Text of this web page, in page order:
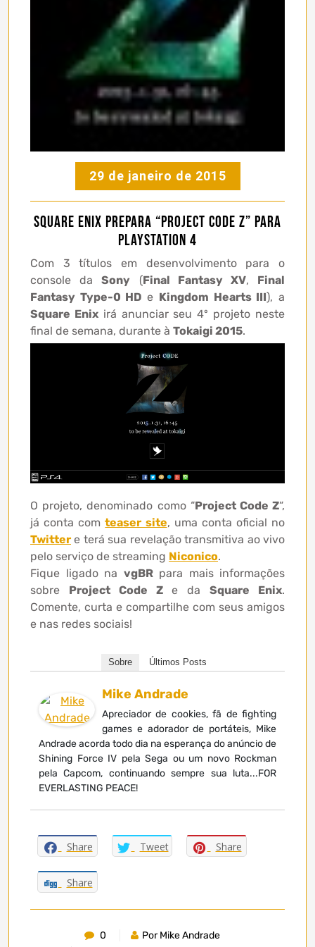
29 de janeiro de 2015
Square Enix prepara “Project Code Z” para
PlayStation 4
Com 3 títulos em desenvolvimento para o
console daSony (Final Fantasy XV, Final
Fantasy Type-0 HD e Kingdom Hearts III), a
Square Enixirá anunciar seu 4º projeto neste
final de semana, durante à Tokaigi 2015.
O projeto, denominado como “Project Code Z“,
já conta comteaser site, uma conta oficial no
Twitter e terá sua revelação transmitiva ao vivo
pelo serviço de streaming Niconico.
Fique ligado na vgBRpara mais informações
sobre Project Code Ze daSquare Enix.
Comente, curta e compartilhe com seus amigos
e nas redes sociais!
Sobre Últimos Posts
Mike Andrade
Apreciador de cookies, fã de fighting
games e adorador de portáteis, Mike
Andrade acorda todo dia na esperança do anúncio de
Shining Force IV pela Sega ou um novo Rockman
pela Capcom, continuando sempre sua luta...FOR
EVERLASTING PEACE!
Share Tweet Share
Share
0
Por Mike Andrade